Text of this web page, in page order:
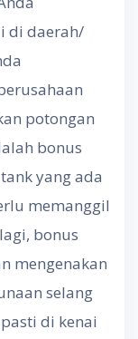
di daerah/
potongan
bonus
yang ada
memanggil
bonus
mengenakan
selang
di kenai